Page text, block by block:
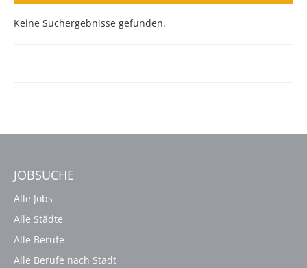
Keine Suchergebnisse gefunden.
JOBSUCHE
Alle Jobs
Alle Städte
Alle Berufe
Alle Berufe nach Stadt